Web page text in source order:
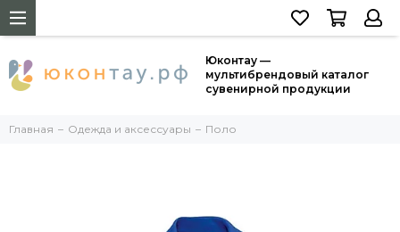
Юконтау —
мультибрендовый каталог
сувенирной продукции
Главная Одежда и аксессуары Поло